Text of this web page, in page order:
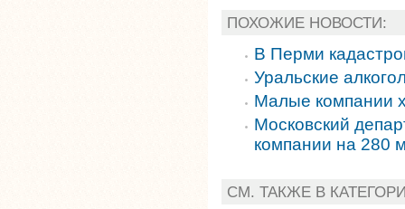
ПОХОЖИЕ НОВОСТИ:
В Перми
Уральские
Малые компании
Московский
компании на 280
СМ. ТАКЖЕ В